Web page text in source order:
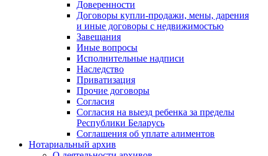
Доверенности
Договоры купли-продажи, мены, дарения
и иные договоры с недвижимостью
Завещания
Иные вопросы
Исполнительные надписи
Наследство
Приватизация
Прочие договоры
Согласия
Согласия на выезд ребенка за пределы
Республики Беларусь
Соглашения об уплате алиментов
Нотариальный архив